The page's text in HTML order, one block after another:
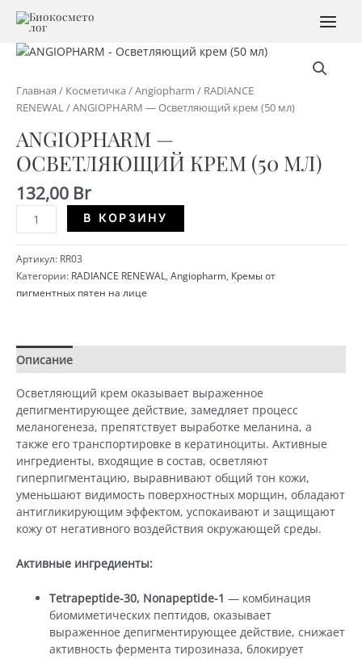
Перейти
содержимому
Главная / Косметичка /Angiopharm / RADIANCE
RENEWAL/ ANGIOPHARM — Осветляющий крем (50 мл)
ANGIOPHARM —
ОСВЕТЛЯЮЩИЙ КРЕМ (50 МЛ)
132,00 Br
Количество
ANGIOPHARM
-
Осветляющий
крем
(50
В КОРЗИНУ
Артикул: RR03
Категории: RADIANCE RENEWAL, Angiopharm, Кремы от
пигментных пятен на лице
Описание
Осветляющий крем оказывает выраженное
депигментирующее действие, замедляет процесс
меланогенеза, препятствует выработке меланина, а
также его транспортировке в кератиноциты. Активные
ингредиенты, входящие в состав, осветляют
гиперпигментацию, выравнивают общий тон кожи,
уменьшают видимость поверхностных морщин, обладают
антигликирующим эффектом, успокаивают и защищают
кожу от негативного воздействия окружающей среды.
Активные ингредиенты:
Tetrapeptide-30, Nonapeptide-1 — комбинация
биомиметических пептидов, оказывает
выраженное депигментирующее действие, снижает
активность фермента тирозиназа, блокирует